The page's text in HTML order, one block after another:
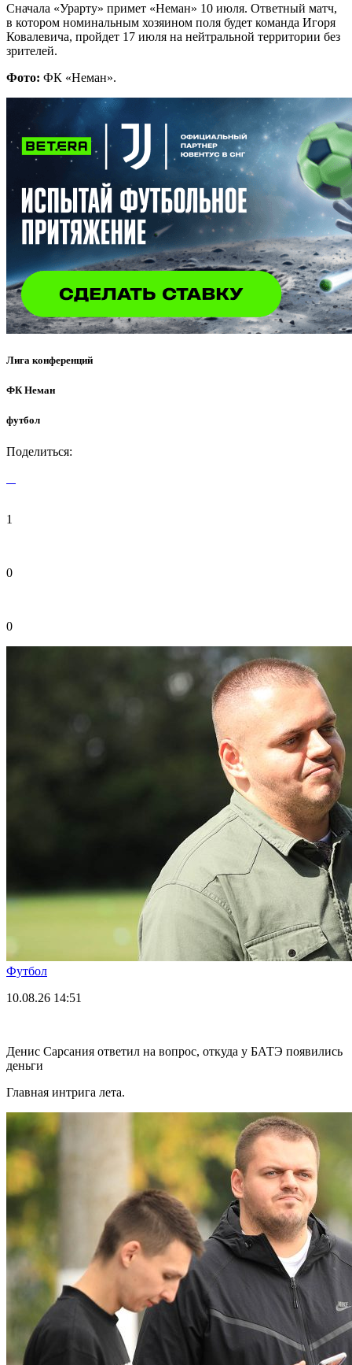
Сначала «Урарту» примет «Неман» 10 июля. Ответный матч,
в котором номинальным хозяином поля будет команда Игоря
Ковалевича, пройдет 17 июля на нейтральной территории без
зрителей.
Фото: ФК «Неман».
Лига конференций
ФК Неман
футбол
Поделиться:
1
0
0
Футбол
10.08.26 14:51
Денис Сарсания ответил на вопрос, откуда у БАТЭ появились
деньги
Главная интрига лета.